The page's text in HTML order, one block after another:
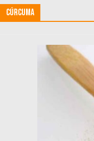
Cúrcuma